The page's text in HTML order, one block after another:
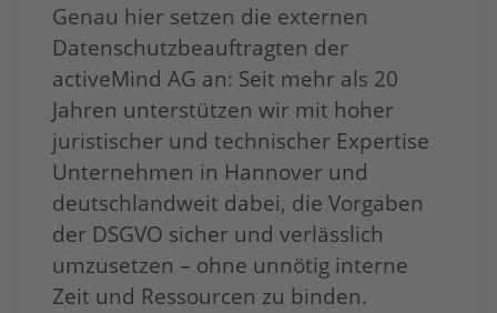
Genau hier setzen die externen
Datenschutzbeauftragten der
activeMind AG an: Seit mehr als 20
Jahren unterstützen wir mit hoher
juristischer und technischer Expertise
Unternehmen in Hannover und
deutschlandweit dabei, die Vorgaben
der DSGVO sicher und verlässlich
umzusetzen – ohne unnötig interne
Zeit und Ressourcen zu binden.